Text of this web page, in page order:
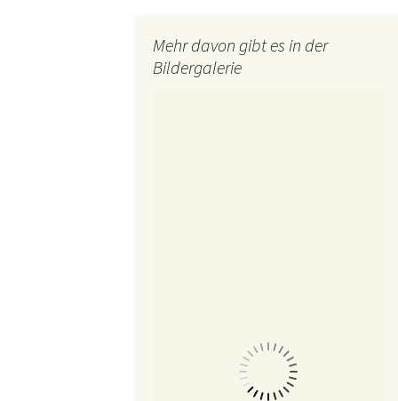
Mehr davon gibt es in der
Bildergalerie